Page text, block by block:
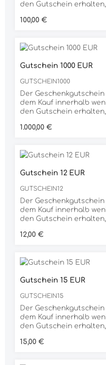
den Gutschein
unterschiedlichen
Regulärer Preis:
100,00 €
Gutschein 1000 EUR
GUTSCHEIN1000
Der
dem Kauf innerhalb
den Gutschein
unterschiedlichen
Regulärer Preis:
1.000,00 €
Gutschein 12 EUR
GUTSCHEIN12
Der
dem Kauf innerhalb
den Gutschein
unterschiedlichen
Regulärer Preis:
12,00 €
Gutschein 15 EUR
GUTSCHEIN15
Der
dem Kauf innerhalb
den Gutschein
unterschiedlichen
Regulärer Preis:
15,00 €